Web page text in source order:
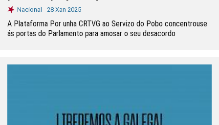
Nacional - 28 Xan 2025
A Plataforma Por unha CRTVG ao Servizo do Pobo concentrouse
ás portas do Parlamento para amosar o seu desacordo